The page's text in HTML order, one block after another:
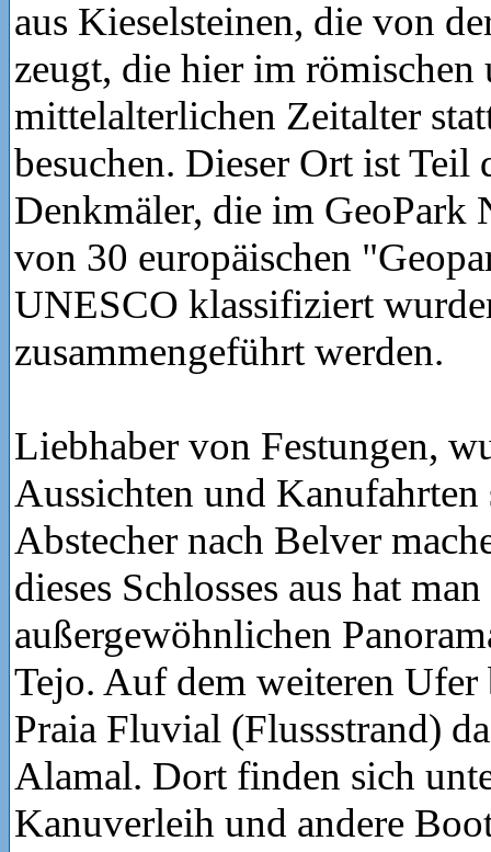
aus Kieselsteinen, die von
zeugt, die hier im römischen
mittelalterlichen Zeitalter
besuchen. Dieser Ort ist Teil
Denkmäler, die im GeoPark
von 30 europäischen
UNESCO klassifiziert
zusammengeführt werden.
Liebhaber von Festungen,
Aussichten und Kanufahrten
Abstecher nach Belver
dieses Schlosses aus hat
außergewöhnlichen
Tejo. Auf dem weiteren Ufer
Praia Fluvial (Flussstrand)
Alamal. Dort finden sich
Kanuverleih und andere